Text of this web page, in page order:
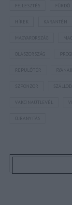
FEJLESZTÉS
KARANTÉN
MAGYARORSZÁG
OLASZORSZÁG
REPÜLŐTÉR
SZPONZOR SZÁLLODA
VAKCINAÚTLEVÉL
ÚJRANYITÁS